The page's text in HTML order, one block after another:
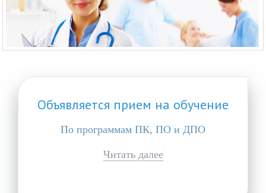
Объявляется прием на обучение
По программам ПК, ПО и ДПО
Читать далее